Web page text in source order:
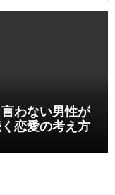
わない男性が
恋愛の考え方